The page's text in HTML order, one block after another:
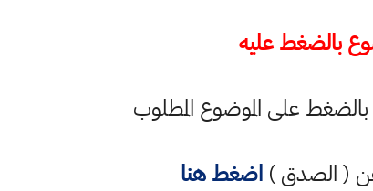
بالضغط عليه
بالضغط على الموضوع المطلوب
( الصدق ) اضغط هنا